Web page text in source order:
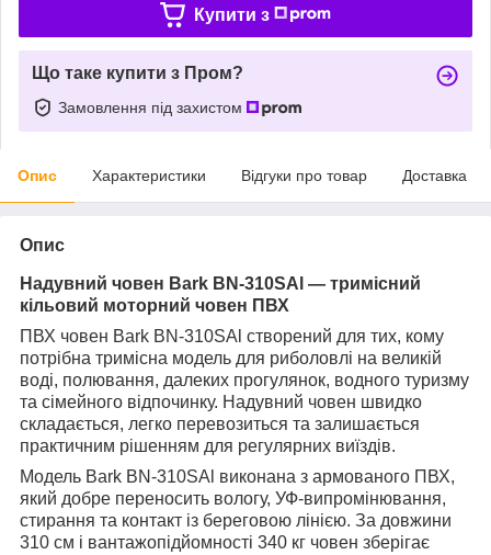
Купити з
Що таке купити з Пром?
Замовлення під захистом
Опис Характеристики Відгуки про товар Доставка
Опис
Надувний човен Bark BN-310SAl — тримісний
кільовий моторний човен ПВХ
ПВХ човен Bark BN-310SAl створений для тих, кому
потрібна тримісна модель для риболовлі на великій
воді, полювання, далеких прогулянок, водного туризму
та сімейного відпочинку. Надувний човен швидко
складається, легко перевозиться та залишається
практичним рішенням для регулярних виїздів.
Модель Bark BN-310SAl виконана з армованого ПВХ,
який добре переносить вологу, УФ-випромінювання,
стирання та контакт із береговою лінією. За довжини
310 см і вантажопідйомності 340 кг човен зберігає